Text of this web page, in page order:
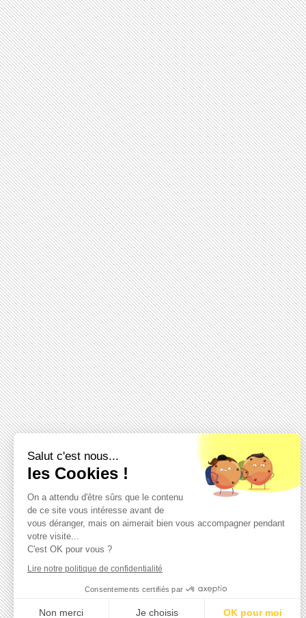
Salut c'est nous...
les Cookies !
On a attendu d'être sûrs que le contenu
de ce site vous intéresse avant de
vous déranger, mais on aimerait bien vous accompagner pendant
votre visite...
C'est OK pour vous ?
Lire notre politique de confidentialité
Consentements certifiés par
Non merci Je choisis OK pour moi